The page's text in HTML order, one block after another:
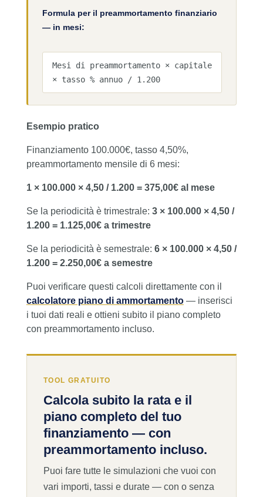
Formula per il preammortamento finanziario
— in mesi:
Mesi di preammortamento × capitale
× tasso % annuo / 1.200
Esempio pratico
Finanziamento 100.000€, tasso 4,50%,
preammortamento mensile di 6 mesi:
1 × 100.000 × 4,50 / 1.200 = 375,00€ al mese
Se la periodicità è trimestrale: 3 × 100.000 × 4,50 /
1.200 = 1.125,00€ a trimestre
Se la periodicità è semestrale: 6 × 100.000 × 4,50 /
1.200 = 2.250,00€ a semestre
Puoi verificare questi calcoli direttamente con il
calcolatore piano di ammortamento— inserisci
i tuoi dati reali e ottieni subito il piano completo
con preammortamento incluso.
TOOL GRATUITO
Calcola subito la rata e il
piano completo del tuo
finanziamento — con
preammortamento incluso.
Puoi fare tutte le simulazioni che vuoi con
vari importi, tassi e durate — con o senza